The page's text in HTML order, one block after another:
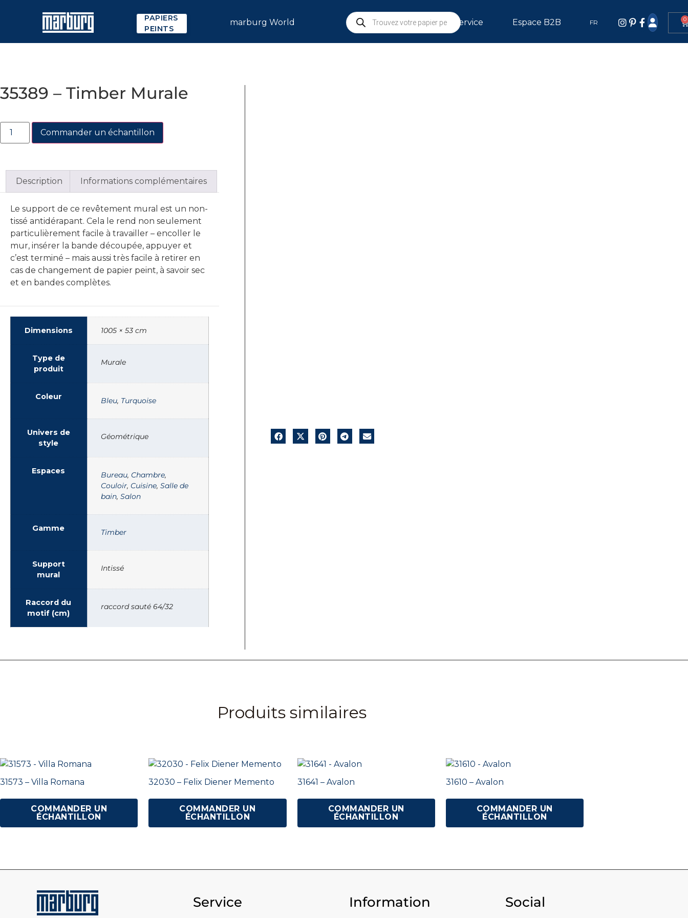
PAPIERS
PEINTS
marburg World Service Espace B2B FR 0
35389 – Timber Murale
Commander un échantillon
Description Informations complémentaires
Le support de ce revêtement mural est un non-
tissé antidérapant. Cela le rend non seulement
particulièrement facile à travailler – encoller le
mur, insérer la bande découpée, appuyer et
c’est terminé – mais aussi très facile à retirer en
cas de changement de papier peint, à savoir sec
et en bandes complètes.
Dimensions 1005 × 53 cm
Type de
produit
Murale
Coleur Bleu, Turquoise
Univers de
style
Géométrique
Espaces Bureau, Chambre,
Couloir, Cuisine, Salle de
bain, Salon
Gamme Timber
Support
mural
Intissé
Raccord du
motif (cm)
raccord sauté 64/32
Produits similaires
31573 – Villa Romana
COMMANDER UN
ÉCHANTILLON
32030 – Felix Diener Memento
COMMANDER UN
ÉCHANTILLON
31641 – Avalon
COMMANDER UN
ÉCHANTILLON
31610 – Avalon
COMMANDER UN
ÉCHANTILLON
Service Information Social